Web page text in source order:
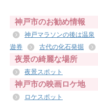
神戸市のお勧め情報
神戸マラソンの後は温泉
遊券
古代の化石発掘
夜景の綺麗な場所
夜景スポット
神戸市の映画ロケ地
ロケスポット